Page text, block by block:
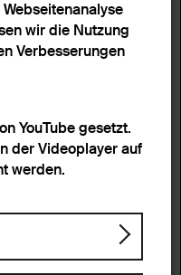
wir die Nutzung
Verbesserungen
YouTube gesetzt.
der Videoplayer auf
werden.